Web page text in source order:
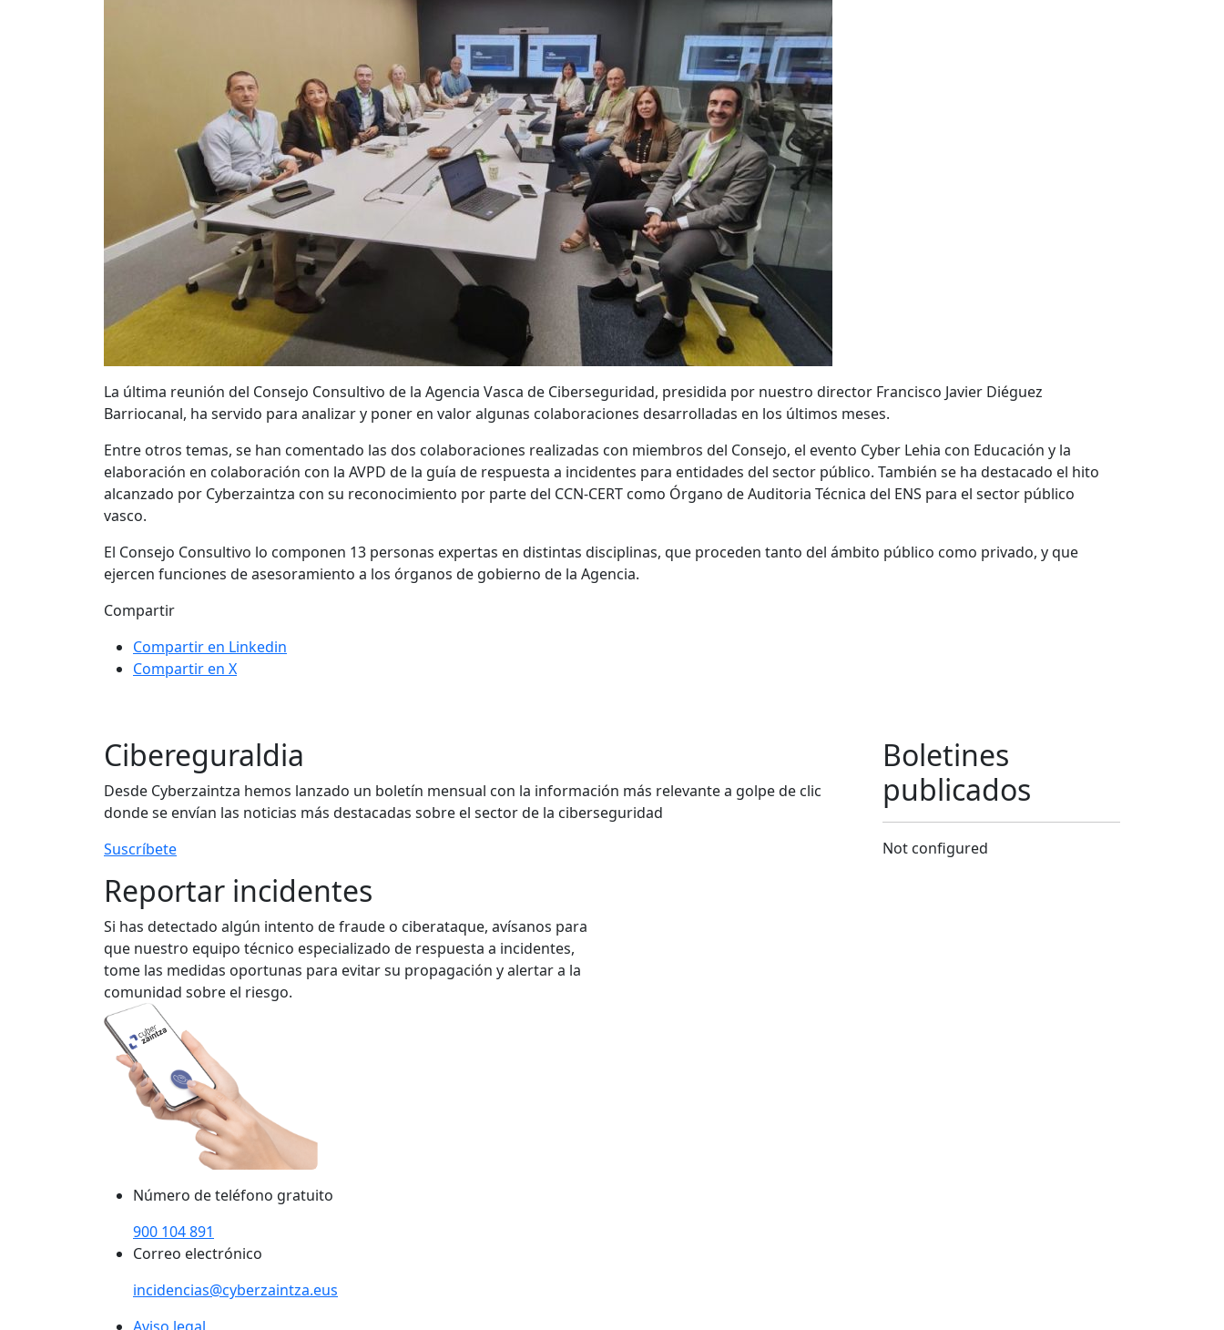
La última reunión del Consejo Consultivo de la Agencia Vasca de Ciberseguridad, presidida por nuestro director Francisco Javier Diéguez
Barriocanal, ha servido para analizar y poner en valor algunas colaboraciones desarrolladas en los últimos meses.
Entre otros temas, se han comentado las dos colaboraciones realizadas con miembros del Consejo, el evento Cyber Lehia con Educación y la
elaboración en colaboración con la AVPD de la guía de respuesta a incidentes para entidades del sector público. También se ha destacado el hito
alcanzado por Cyberzaintza con su reconocimiento por parte del CCN-CERT como Órgano de Auditoria Técnica del ENS para el sector público
vasco.
El Consejo Consultivo lo componen 13 personas expertas en distintas disciplinas, que proceden tanto del ámbito público como privado, y que
ejercen funciones de asesoramiento a los órganos de gobierno de la Agencia.
Compartir
Compartir en Linkedin
Compartir en X
Cibereguraldia
Desde Cyberzaintza hemos lanzado un boletín mensual con la información más relevante a golpe de clic
donde se envían las noticias más destacadas sobre el sector de la ciberseguridad
Suscríbete
Boletines
publicados
Not configured
Reportar incidentes
Si has detectado algún intento de fraude o ciberataque, avísanos para
que nuestro equipo técnico especializado de respuesta a incidentes,
tome las medidas oportunas para evitar su propagación y alertar a la
comunidad sobre el riesgo.
Número de teléfono gratuito
900 104 891
Correo electrónico
incidencias@cyberzaintza.eus
Aviso legal